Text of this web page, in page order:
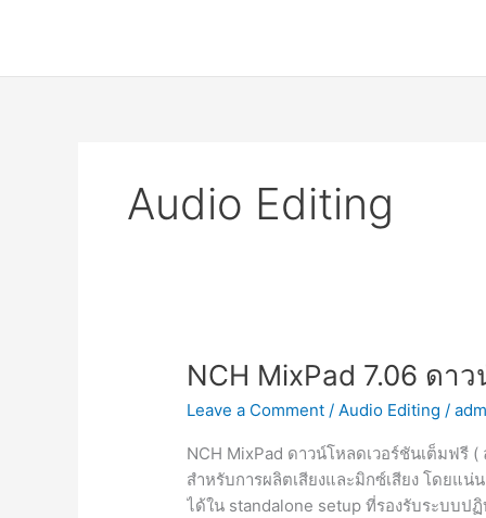
Audio Editing
NCH MixPad 7.06 ดา
Leave a Comment /Audio Editing /
NCH MixPad ดาวน์โหลดเวอร์ชันเต็มฟรี
สำหรับการผลิตเสียงและมิกซ์เสียง โดยแ
ได้ใน standalone setup ที่รองรับระบบป